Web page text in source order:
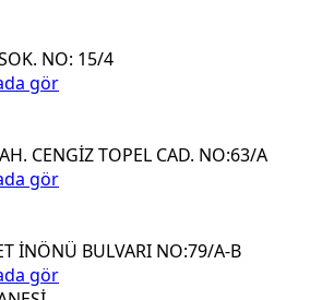
NO: 15/4
gör
CENGİZ TOPEL CAD. NO:63/A
gör
İNÖNÜ BULVARI NO:79/A-B
gör